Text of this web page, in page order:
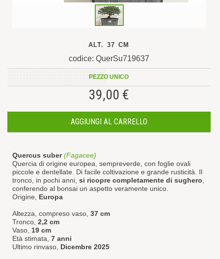
ALT. 37 CM
codice: QuerSu719637
PEZZO UNICO
39,00 €
AGGIUNGI AL CARRELLO
Quercus suber (Fagacee)
Quercia di origine europea, sempreverde, con foglie ovali
piccole e dentellate. Di facile coltivazione e grande rusticità. Il
tronco, in pochi anni, si ricopre completamente di sughero
conferendo al bonsai un aspetto veramente unico.
Origine, Europa
Altezza, compreso vaso, 37 cm
Tronco, 2,2 cm
Vaso, 19 cm
Età stimata, 7 anni
Ultimo rinvaso, Dicembre 2025